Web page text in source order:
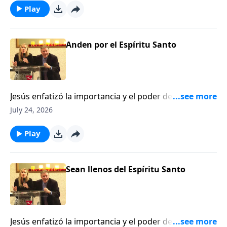
Play
Anden por el Espíritu Santo
Jesús enfatizó la importancia y el poder del Espíritu
en la vida del creyente. No solo es esencial ser lleno
poder. Este programa le dará conocimiento para
entender estos aspectos esenciales de la vida
July 24, 2026
Play
Sean llenos del Espíritu Santo
Jesús enfatizó la importancia y el poder del Espíritu